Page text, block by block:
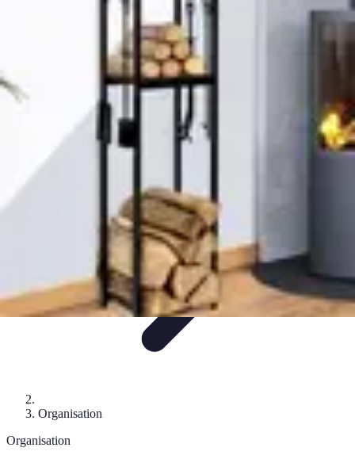
Cuisine et Alimentation
Productivité
Astuces du Quotidien
Organisation
Organisation